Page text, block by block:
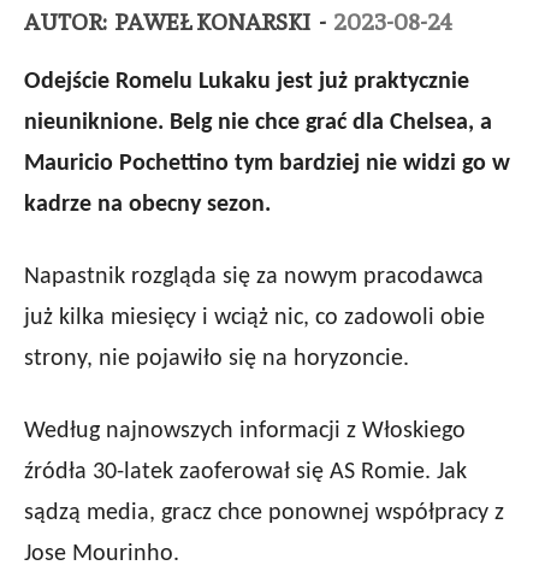
AUTOR: PAWEŁ KONARSKI - 2023-08-24
Odejście Romelu Lukaku jest już praktycznie
nieuniknione. Belg nie chce grać dla Chelsea, a
Mauricio Pochettino tym bardziej nie widzi go w
kadrze na obecny sezon.
Napastnik rozgląda się za nowym pracodawca
już kilka miesięcy i wciąż nic, co zadowoli obie
strony, nie pojawiło się na horyzoncie.
Według najnowszych informacji z Włoskiego
źródła 30-latek zaoferował się AS Romie. Jak
sądzą media, gracz chce ponownej współpracy z
Jose Mourinho.